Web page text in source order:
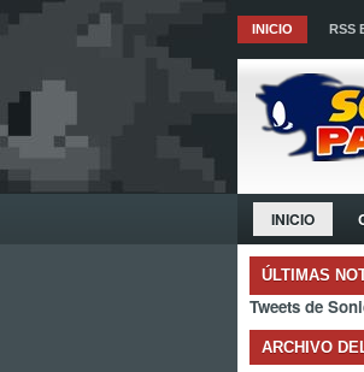
INICIO RSS
INICIO
ÚLTIMAS
Tweets de
ARCHIVO